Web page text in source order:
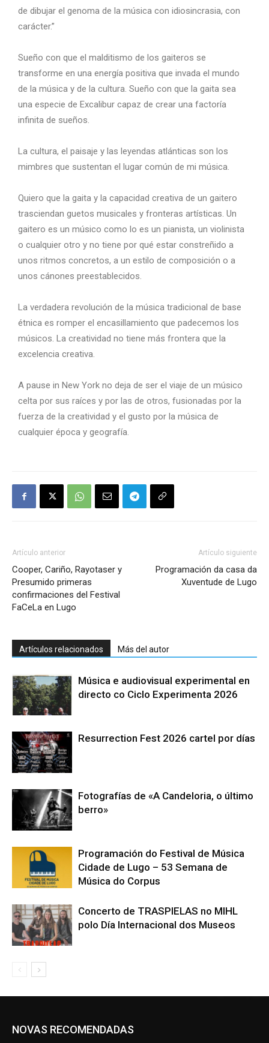
de dibujar el genoma de la música con idiosincrasia, con
carácter.”
Sueño con que el malditismo de los gaiteros se
transforme en una energía positiva que invada el mundo
de la música y de la cultura. Sueño con que la gaita sea
una especie de Excalibur capaz de crear una factoría
infinita de sueños.
La cultura, el paisaje y las leyendas atlánticas son los
mimbres que sustentan el lugar común de mi música.
Quiero que la gaita y la capacidad creativa de un gaitero
trasciendan guetos musicales y fronteras artísticas. Un
gaitero es un músico como lo es un pianista, un violinista
o cualquier otro y no tiene por qué estar constreñido a
unos ritmos concretos, a un estilo de composición o a
unos cánones preestablecidos.
La verdadera revolución de la música tradicional de base
étnica es romper el encasillamiento que padecemos los
músicos. La creatividad no tiene más frontera que la
excelencia creativa.
A pause in New York no deja de ser el viaje de un músico
celta por sus raíces y por las de otros, fusionadas por la
fuerza de la creatividad y el gusto por la música de
cualquier época y geografía.
Artículo anterior
Cooper, Cariño, Rayotaser y
Presumido primeras
confirmaciones del Festival
FaCeLa en Lugo
Artículo siguiente
Programación da casa da
Xuventude de Lugo
Artículos relacionados Más del autor
Música e audiovisual experimental en
directo co Ciclo Experimenta 2026
Resurrection Fest 2026 cartel por días
Fotografías de «A Candeloria, o último
berro»
Programación do Festival de Música
Cidade de Lugo – 53 Semana de
Música do Corpus
Concerto de TRASPIELAS no MIHL
polo Día Internacional dos Museos
NOVAS RECOMENDADAS